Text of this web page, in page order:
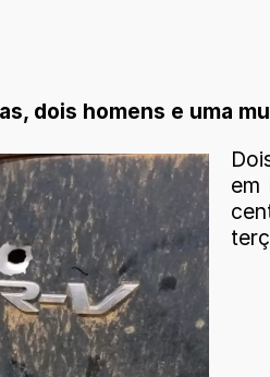
dois homens e uma
em